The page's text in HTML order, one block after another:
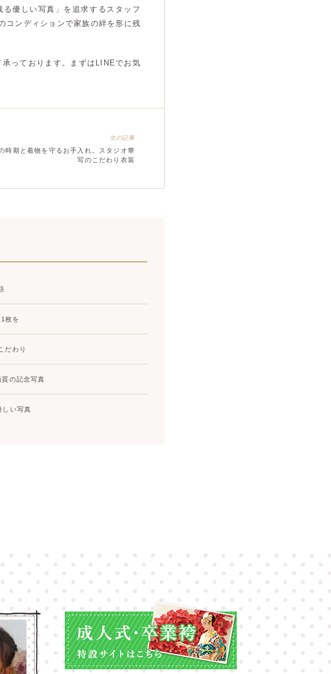
優しい写真」を追求するスタッフ
コンディションで家族の絆を形に残
っております。まずはLINEでお気
次の記事
時期と着物を守るお手入れ。スタジオ華
写のこだわり衣装
枚を
だわり
の記念写真
い写真